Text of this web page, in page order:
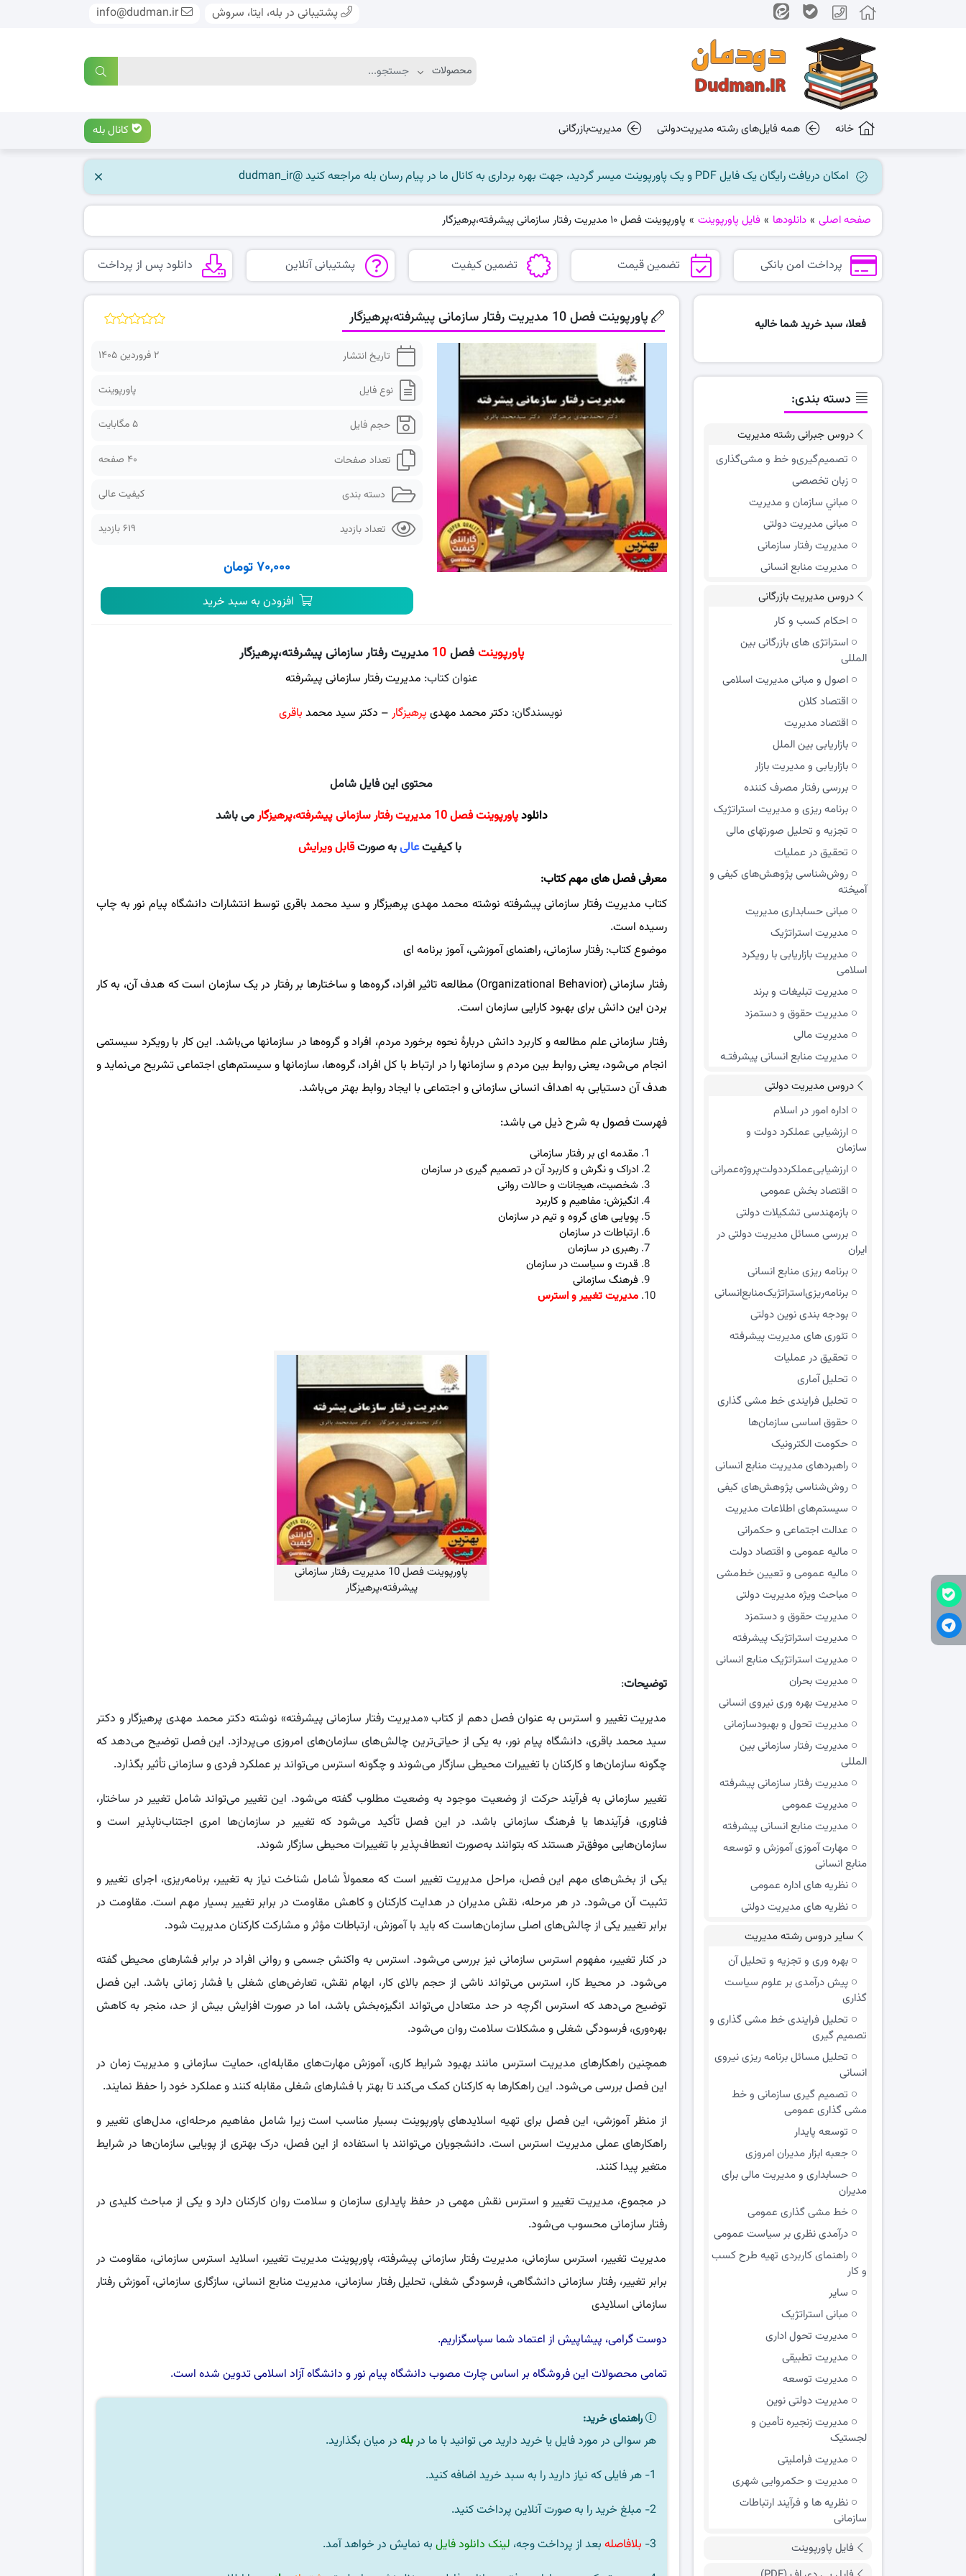
پشتیبانی در بله، ایتا، سروش info@dudman.ir
خانه همه فایل‌های رشته مدیریت‌دولتی مدیریت‌بازرگانی کانال بله
امکان دریافت رایگان یک فایل PDF و یک پاورپوینت میسر گردید، جهت بهره برداری به کانال ما در پیام رسان بله مراجعه کنید @dudman_ir
صفحه اصلی » دانلودها » فایل پاورپوینت » پاورپوینت فصل 10 مدیریت رفتار سازمانی پیشرفته،پرهیزگار
پرداخت امن بانکی تضمین قیمت تضمین کیفیت پشتیبانی آنلاین دانلود پس از پرداخت
پاورپوینت فصل 10 مدیریت رفتار سازمانی پیشرفته،پرهیزگار
تاریخ انتشار 2 فروردین 1405
نوع فایل پاورپوینت
حجم فایل 5 مگابایت
تعداد صفحات 40 صفحه
دسته بندی کیفیت عالی
تعداد بازدید 619 بازدید
۷۰,۰۰۰ تومان
افزودن به سبد خرید
پاورپوینتفصل10 مدیریت رفتار سازمانی پیشرفته،پرهیزگار
عنوان کتاب: مدیریت رفتار سازمانی پیشرفته
نویسندگان: دکتر محمد مهدی پرهیزگار – دکتر سید محمد باقری
محتوی این فایل شامل
دانلودپاورپوینت فصل 10 مدیریت رفتار سازمانی پیشرفته،پرهیزگار
می باشد
با کیفیتعالیبه صورتقابل ویرایش
معرفی فصل های مهم کتاب:
کتاب مدیریت رفتار سازمانی پیشرفته نوشته محمد مهدی پرهیزگار و سید محمد باقری توسط انتشارات دانشگاه پیام نور به چاپ
رسیده است.
موضوع کتاب: رفتار سازمانی، راهنمای آموزشی، آموز برنامه ای
رفتار سازمانی (Organizational Behavior) مطالعه تاثیر افراد، گروه‌ها و ساختارها بر رفتار در یک سازمان است که هدف آن، به کار
بردن این دانش برای بهبود کارایی سازمان است.
رفتار سازمانی علم مطالعه و کاربرد دانش دربارهٔ نحوه برخورد مردم، افراد و گروه‌ها در سازمانها می‌باشد. این کار با رویکرد سیستمی
انجام می‌شود، یعنی روابط بین مردم و سازمانها را در ارتباط با کل افراد، گروه‌ها، سازمانها و سیستم‌های اجتماعی تشریح می‌نماید و
هدف آن دستیابی به اهداف انسانی سازمانی و اجتماعی با ایجاد روابط بهتر می‌باشد.
فهرست فصول به شرح ذیل می باشد:
مقدمه ای بر رفتار سازمانی
ادراک و نگرش و کاربرد آن در تصمیم گیری در سازمان
شخصیت، هیجانات و حالات روانی
انگیزش: مفاهیم و کاربرد
پویایی های گروه و تیم در سازمان
ارتباطات در سازمان
رهبری در سازمان
قدرت و سیاست در سازمان
فرهنگ سازمانی
مدیریت تغییر و استرس
پاورپوینت فصل 10 مدیریت رفتار سازمانی
پیشرفته،پرهیزگار
توضیحات:
مدیریت تغییر و استرس به عنوان فصل دهم از کتاب «مدیریت رفتار سازمانی پیشرفته» نوشته دکتر محمد مهدی پرهیزگار و دکتر
سید محمد باقری، دانشگاه پیام نور، به یکی از حیاتی‌ترین چالش‌های سازمان‌های امروزی می‌پردازد. این فصل توضیح می‌دهد که
چگونه سازمان‌ها و کارکنان با تغییرات محیطی سازگار می‌شوند و چگونه استرس می‌تواند بر عملکرد فردی و سازمانی تأثیر بگذارد.
تغییر سازمانی به فرآیند حرکت از وضعیت موجود به وضعیت مطلوب گفته می‌شود. این تغییر می‌تواند شامل تغییر در ساختار،
فناوری، فرآیندها یا فرهنگ سازمانی باشد. در این فصل تأکید می‌شود که تغییر در سازمان‌ها امری اجتناب‌ناپذیر است و
سازمان‌هایی موفق‌تر هستند که بتوانند به‌صورت انعطاف‌پذیر با تغییرات محیطی سازگار شوند.
یکی از بخش‌های مهم این فصل، مراحل مدیریت تغییر است که معمولاً شامل شناخت نیاز به تغییر، برنامه‌ریزی، اجرای تغییر و
تثبیت آن می‌شود. در هر مرحله، نقش مدیران در هدایت کارکنان و کاهش مقاومت در برابر تغییر بسیار مهم است. مقاومت در
برابر تغییر یکی از چالش‌های اصلی سازمان‌هاست که باید با آموزش، ارتباطات مؤثر و مشارکت کارکنان مدیریت شود.
در کنار تغییر، مفهوم استرس سازمانی نیز بررسی می‌شود. استرس به واکنش جسمی و روانی افراد در برابر فشارهای محیطی گفته
می‌شود. در محیط کار، استرس می‌تواند ناشی از حجم بالای کار، ابهام نقش، تعارض‌های شغلی یا فشار زمانی باشد. این فصل
توضیح می‌دهد که استرس اگرچه در حد متعادل می‌تواند انگیزه‌بخش باشد، اما در صورت افزایش بیش از حد، منجر به کاهش
بهره‌وری، فرسودگی شغلی و مشکلات سلامت روان می‌شود.
همچنین راهکارهای مدیریت استرس مانند بهبود شرایط کاری، آموزش مهارت‌های مقابله‌ای، حمایت سازمانی و مدیریت زمان در
این فصل بررسی می‌شود. این راهکارها به کارکنان کمک می‌کند تا بهتر با فشارهای شغلی مقابله کنند و عملکرد خود را حفظ نمایند.
از منظر آموزشی، این فصل برای تهیه اسلایدهای پاورپوینت بسیار مناسب است زیرا شامل مفاهیم مرحله‌ای، مدل‌های تغییر و
راهکارهای عملی مدیریت استرس است. دانشجویان می‌توانند با استفاده از این فصل، درک بهتری از پویایی سازمان‌ها در شرایط
متغیر پیدا کنند.
در مجموع، مدیریت تغییر و استرس نقش مهمی در حفظ پایداری سازمان و سلامت روان کارکنان دارد و یکی از مباحث کلیدی در
رفتار سازمانی محسوب می‌شود.
مدیریت تغییر، استرس سازمانی، مدیریت رفتار سازمانی پیشرفته، پاورپوینت مدیریت تغییر، اسلاید استرس سازمانی، مقاومت در
برابر تغییر، رفتار سازمانی دانشگاهی، فرسودگی شغلی، تحلیل رفتار سازمانی، مدیریت منابع انسانی، سازگاری سازمانی، آموزش رفتار
سازمانی اسلایدی
دوست گرامی، پیشاپیش از اعتماد شما سپاسگزاریم.
تمامی محصولات این فروشگاه بر اساس چارت مصوب دانشگاه پیام نورو دانشگاه آزاد اسلامیتدوین شده است.
راهنمای خرید:
هر سوالی در مورد فایل یا خرید دارید می توانید با ما دربله در میان بگذارید.
1- هر فایلی که نیاز دارید را به سبد خرید اضافه کنید.
2- مبلغ خرید را به صورت آنلاین پرداخت کنید.
3- بلافاصله بعد از پرداخت وجه، لینک دانلود فایل به نمایش در خواهد آمد.
فعلا، سبد خرید شما خالیه
دسته بندی:
دروس جبرانی رشته مدیریت
تصمیم‌گیری‌و خط و مشی‌گذاری
زبان تخصصی
مباني سازمان و مديريت
مبانی مدیریت دولتی
مدیریت رفتار سازمانی
مدیریت منابع انسانی
دروس مدیریت بازرگانی
احکام کسب و کار
استراتژی های بازرگانی بین
المللی
اصول و مبانی مدیریت اسلامی
اقتصاد کلان
اقتصاد مدیریت
بازاریابی بین الملل
بازاریابی و مدیریت بازار
بررسی رفتار مصرف کننده
برنامه ریزی و مدیریت استراتژیک
تجزیه و تحلیل صورتهای مالی
تحقیق در عملیات
روش‌شناسی پژوهش‌های کیفی و
آمیخته
مبانی حسابداری مدیریت
مدیریت استراتژیک
مدیریت بازاریابی با رویکرد
اسلامی
مدیریت تبلیغات و برند
مدیریت حقوق و دستمزد
مدیریت مالی
مدیریت منابع انسانی پیشرفتـه
دروس مدیریت دولتی
اداره امور در اسلام
ارزشیابی عملکرد دولت و
سازمان
ارزشیابی‌عملکرد‌دولت‌پروژه‌عمرانی
اقتصاد بخش عمومی
بازمهندسی تشکیلات دولتی
بررسی مسائل مدیریت دولتی در
ایران
برنامه ریزی منابع انسانی
برنامه‌ریزی‌استراتژیک‌منابع‌انسانی
بودجه بندی نوین دولتی
تئوری های مدیریت پیشرفته
تحقیق در عملیات
تحلیل آماری
تحلیل فرایندی خط مشی گذاری
حقوق اساسی سازمان‌ها
حکومت الکترونیک
راهبردهای مدیریت منابع انسانی
روش‌شناسی پژوهش‌های کیفی
سیستم‌های اطلاعات مدیریت
عدالت اجتماعی و حکمرانی
مالیه عمومی و اقتصاد دولت
مالیه عمومی و تعیین خط‌مشی
مباحث ویژه مدیریت دولتی
مديريت حقوق و دستمزد
مدیریت استراتژیک پیشرفته
مدیریت استراتژیک منابع انسانی
مدیریت بحران
مدیریت بهره وری نیروی انسانی
مدیریت تحول و بهبود‌سازمانی
مدیریت رفتار سازمانی بین
المللی
مدیریت رفتار سازمانی پیشرفته
مدیریت عمومی
مدیریت منابع انسانی پیشرفته
مهارت آموزی آموزش و توسعه
منابع انسانی
نظریه های اداره عمومی
نظریه های مدیریت دولتی
سایر دروس رشته مدیریت
بهره وری و تجزیه و تحلیل آن
پیش درآمدی بر علوم سیاست
گذاری
تحلیل فرایندی خط مشی گذاری و
تصمیم گیری
تحلیل مسائل برنامه ریزی نیروی
انسانی
تصمیم گیری سازمانی و خط
مشی گذاری عمومی
توسعه پایدار
جعبه ابزار مدیران امروزی
حسابداری و مدیریت مالی برای
مدیران
خط مشی گذاری عمومی
درآمدی نظری بر سیاست عمومی
راهنمای کاربردی تهیه طرح کسب
و کار
سایر
مبانی استراتژیک
مدیریت تحول اداری
مدیریت تطبیقی
مدیریت توسعه
مدیریت دولتی نوین
مدیریت زنجیره تأمین و
لجستیک
مدیریت فراملیتی
مدیریت و حکمروایی شهری
نظریه ها و فرآیند ارتباطات
سازمانی
فایل پاورپوینت